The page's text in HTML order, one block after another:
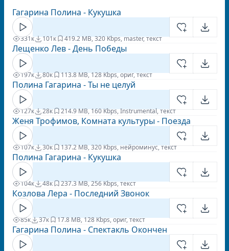
Гагарина Полина - Кукушка
331к 101к 419.2 MB, 320 Kbps, master, текст
Лещенко Лев - День Победы
197к 80к 113.8 MB, 128 Kbps, ориг, текст
Полина Гагарина - Ты не целуй
127к 28к 214.9 MB, 160 Kbps, Instrumental, текст
Женя Трофимов, Комната культуры - Поезда
107к 30к 137.2 MB, 320 Kbps, нейроминус, текст
Полина Гагарина - Кукушка
104к 48к 237.3 MB, 256 Kbps, текст
Козлова Лера - Последний Звонок
85к 37к 17.8 MB, 128 Kbps, ориг, текст
Гагарина Полина - Спектакль Окончен